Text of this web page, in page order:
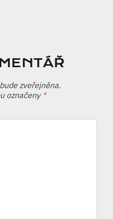
zveřejněna.
označeny *